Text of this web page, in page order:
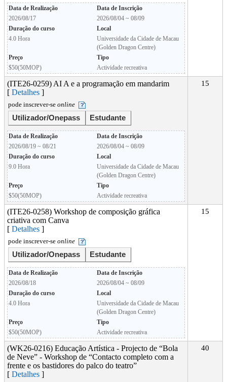
Data de Realização
Data de Inscrição
2026/08/17
2026/08/04 ~ 08/09
Duração do curso
Local
4.0 Hora
Universidade da Cidade de Macau
(Golden Dragon Centre)
Preço
Tipo
$50(50MOP)
Actividade recreativa
(ITE26-0259) AI A e a programação em mandarim
[ Detalhes ]
pode inscrever-se online
Utilizador/Onepass Estudante
Data de Realização
Data de Inscrição
2026/08/19 ~ 08/21
2026/08/04 ~ 08/09
Duração do curso
Local
9.0 Hora
Universidade da Cidade de Macau
(Golden Dragon Centre)
Preço
Tipo
$50(50MOP)
Actividade recreativa
15
(ITE26-0258) Workshop de composição gráfica
criativa com Canva
[ Detalhes ]
pode inscrever-se online
Utilizador/Onepass Estudante
Data de Realização
Data de Inscrição
2026/08/18
2026/08/04 ~ 08/09
Duração do curso
Local
4.0 Hora
Universidade da Cidade de Macau
(Golden Dragon Centre)
Preço
Tipo
$50(50MOP)
Actividade recreativa
15
(WK26-0216) Educação Artística - Projecto de “Bola
de Neve” - Workshop de “Contacto completo com a
frente e os bastidores do palco do teatro”
[ Detalhes ]
40